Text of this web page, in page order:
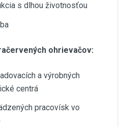
s dlhou životnosťou
ohrievačov:
a výrobných
centrá
pracovísk vo